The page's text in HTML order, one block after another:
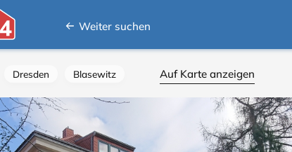
Weiter suchen
Dresden Blasewitz Auf Karte anzeigen